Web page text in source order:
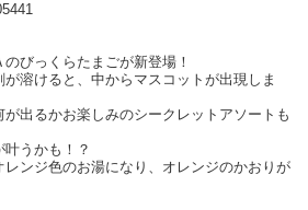
びっくらたまごが新登場！
が溶けると、中からマスコットが出現しま
出るかお楽しみのシークレットアソートも
うかも！？
レンジ色のお湯になり、オレンジのかおりが